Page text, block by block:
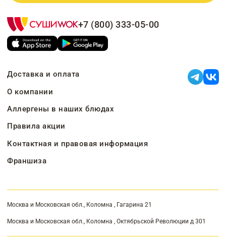
+7 (800) 333-05-00
Доставка и оплата
О компании
Аллергены в наших блюдах
Правила акции
Контактная и правовая информация
Франшиза
Москва и Московская обл., Коломна , Гагарина 21
Москва и Московская обл., Коломна , Октябрьской Революции д 301